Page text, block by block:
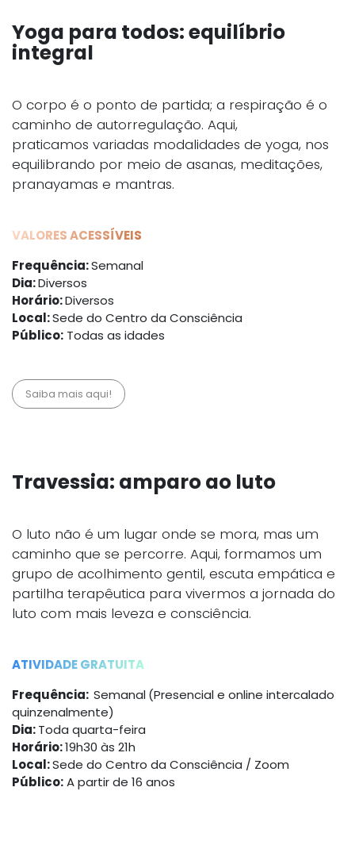
Yoga para todos: equilíbrio
integral
O corpo é o ponto de partida; a respiração é o
caminho de autorregulação. Aqui,
praticamos variadas modalidades de yoga, nos
equilibrando por meio de asanas, meditações,
pranayamas e mantras.
VALORES ACESSÍVEIS
Frequência:Semanal
Dia:Diversos
Horário:Diversos
Local:Sede do Centro da Consciência
Público: Todas as idades
Saiba mais aqui!
Travessia: amparo ao luto
O luto não é um lugar onde se mora, mas um
caminho que se percorre. Aqui, formamos um
grupo de acolhimento gentil, escuta empática e
partilha terapêutica para vivermos a jornada do
luto com mais leveza e consciência.
ATIVIDADE GRATUITA
Frequência: Semanal(Presencial e online intercalado
quinzenalmente)
Dia:Toda quarta-feira
Horário:19h30 às 21h
Local:Sede do Centro da Consciência / Zoom
Público:A partir de 16 anos